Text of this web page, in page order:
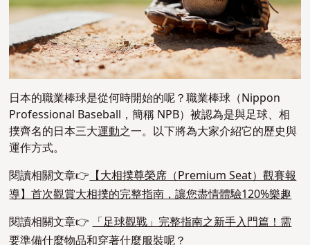
日本的職業棒球是從何時開始的呢？職業棒球（Nippon
Professional Baseball，簡稱 NPB）被認為是與足球、相
撲齊名的日本三大運動之一。 以下將為大家介紹它的歷史與
運作方式。
閱讀相關文章👉【大相撲尊榮席（Premium Seat）觀賽報
導】首次觀賞大相撲的完整指南，讓您盡情體驗120%樂趣
閱讀相關文章👉「足球觀戰」完整指南之新手入門篇！需
要準備什麼物品和穿著什麼服裝呢？